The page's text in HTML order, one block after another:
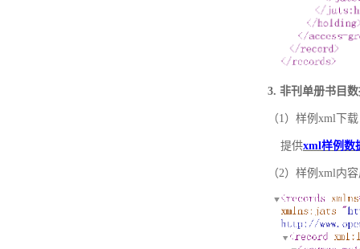
3. 非刊单册书目
（1）样例xml下载
提供xml样例数
（2）样例xml内